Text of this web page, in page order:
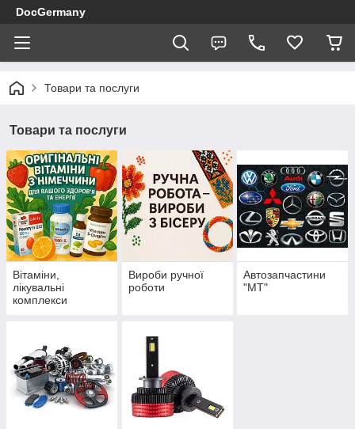
DocGermany
Товари та послуги
Товари та послуги
Вітаміни,
лікувальні
комплекси
Вироби ручної
роботи
Автозапчастини
"МТ"